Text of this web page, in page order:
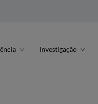
Investigação